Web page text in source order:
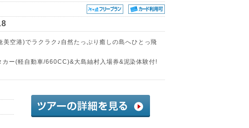
空港)でラクラク♪自然たっぷり癒しの島へひとっ飛
カー(軽自動車/660CC)&大島紬村入場券&泥染体験付!